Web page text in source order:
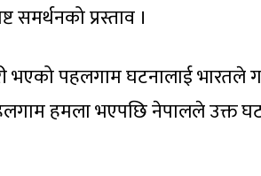
समर्थनको प्रस्ताव ।
भएको पहलगाम घटनालाई भारतले
हमला भएपछि नेपालले उक्त